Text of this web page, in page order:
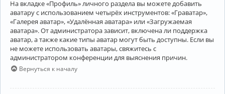
На вкладке «Профиль» личного раздела вы можете добавить
аватару с использованием четырёх инструментов: «Граватар»,
«Галерея аватар», «Удалённая аватара» или «Загружаемая
аватара». От администратора зависит, включена ли поддержка
аватар, а также какие типы аватар могут быть доступны. Если вы
не можете использовать аватары, свяжитесь с
администратором конференции для выяснения причин.
Вернуться к началу